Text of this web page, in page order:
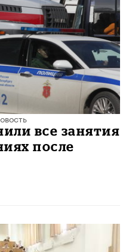
все занятия
после